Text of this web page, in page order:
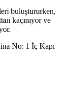
buluştururken,
kaçınıyor ve
No: 1 İç Kapı